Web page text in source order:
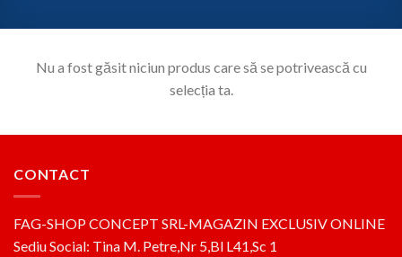
Nu a fost găsit niciun produs care să se potrivească cu
selecția ta.
CONTACT
FAG-SHOP CONCEPT SRL-MAGAZIN EXCLUSIV ONLINE
Sediu Social: Tina M. Petre,Nr 5,Bl L41,Sc 1